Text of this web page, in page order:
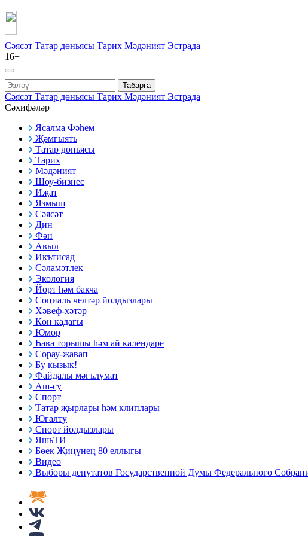
Сәясәт Татар дөньясы Тарих Мәдәният Эстрада
16+
Табарга
Сәясәт Татар дөньясы Тарих Мәдәният Эстрада
Сәхифәләр
Ясалма Фәһем
Җәмгыять
Татар дөньясы
Тарих
Мәдәният
Шоу-бизнес
Иҗат
Язмыш
Сәясәт
Дин
Фән
Авыл
Икътисад
Сәламәтлек
Экология
Йорт һәм бакча
Социаль челтәр йолдызлары
Хәвеф-хәтәр
Көн кадагы
Юмор
Һава торышы һәм ай календаре
Сорау-җавап
Бу кызык!
Файдалы мәгълүмат
Аш-су
Спорт
Татар җырлары һәм клиплары
Югалту
Спорт йолдызлары
ЯшьТИ
Бөек Җиңүнең 80 еллыгы
Видео
Выборы депутатов Государственной Думы Федерального